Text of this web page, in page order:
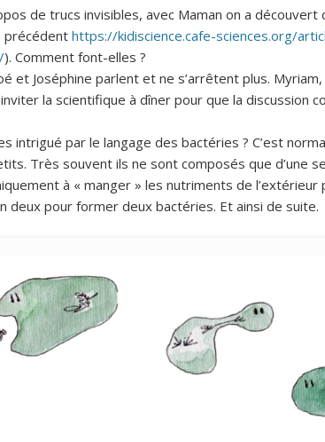
de trucs invisibles, avec Maman on a
précédenthttps://kidiscience.cafe-sciences.org/
). Comment font-elles ?
et Joséphine parlent et ne s’arrêtent plus.
la scientifique à dîner pour que la discussion
intrigué par le langage des bactéries ? C’est
Très souvent ils ne sont composés que d’une
à « manger » les nutriments de l’extérieur
deux pour former deux bactéries. Et ainsi de suite.